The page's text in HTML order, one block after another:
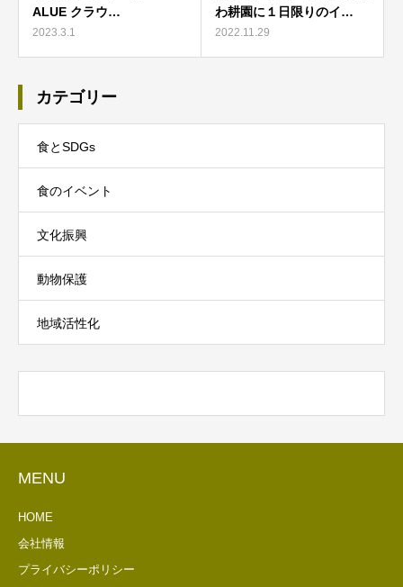
ALUE クラウ…
2023.3.1
わ耕園に１日限りのイ…
2022.11.29
カテゴリー
食とSDGs
食のイベント
文化振興
動物保護
地域活性化
MENU
HOME
会社情報
プライバシーポリシー